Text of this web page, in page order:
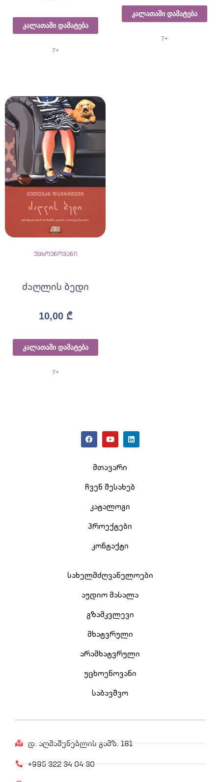
კალათაში დამატება
7+
კალათაში დამატება
7+
უცხოენოვანი
ძაღლის ბედი
10,00 ₾
კალათაში დამატება
7+
მთავარი
ჩვენ შესახებ
კატალოგი
პროექტები
კონტაქტი
სახელმძღვანელოები
აუდიო მასალა
გზამკვლევი
მხატვრული
არამხატვრული
უცხოენოვანი
საბავშვო
დ. აღმაშენებლის გამზ. 181
+995 322 34 04 30